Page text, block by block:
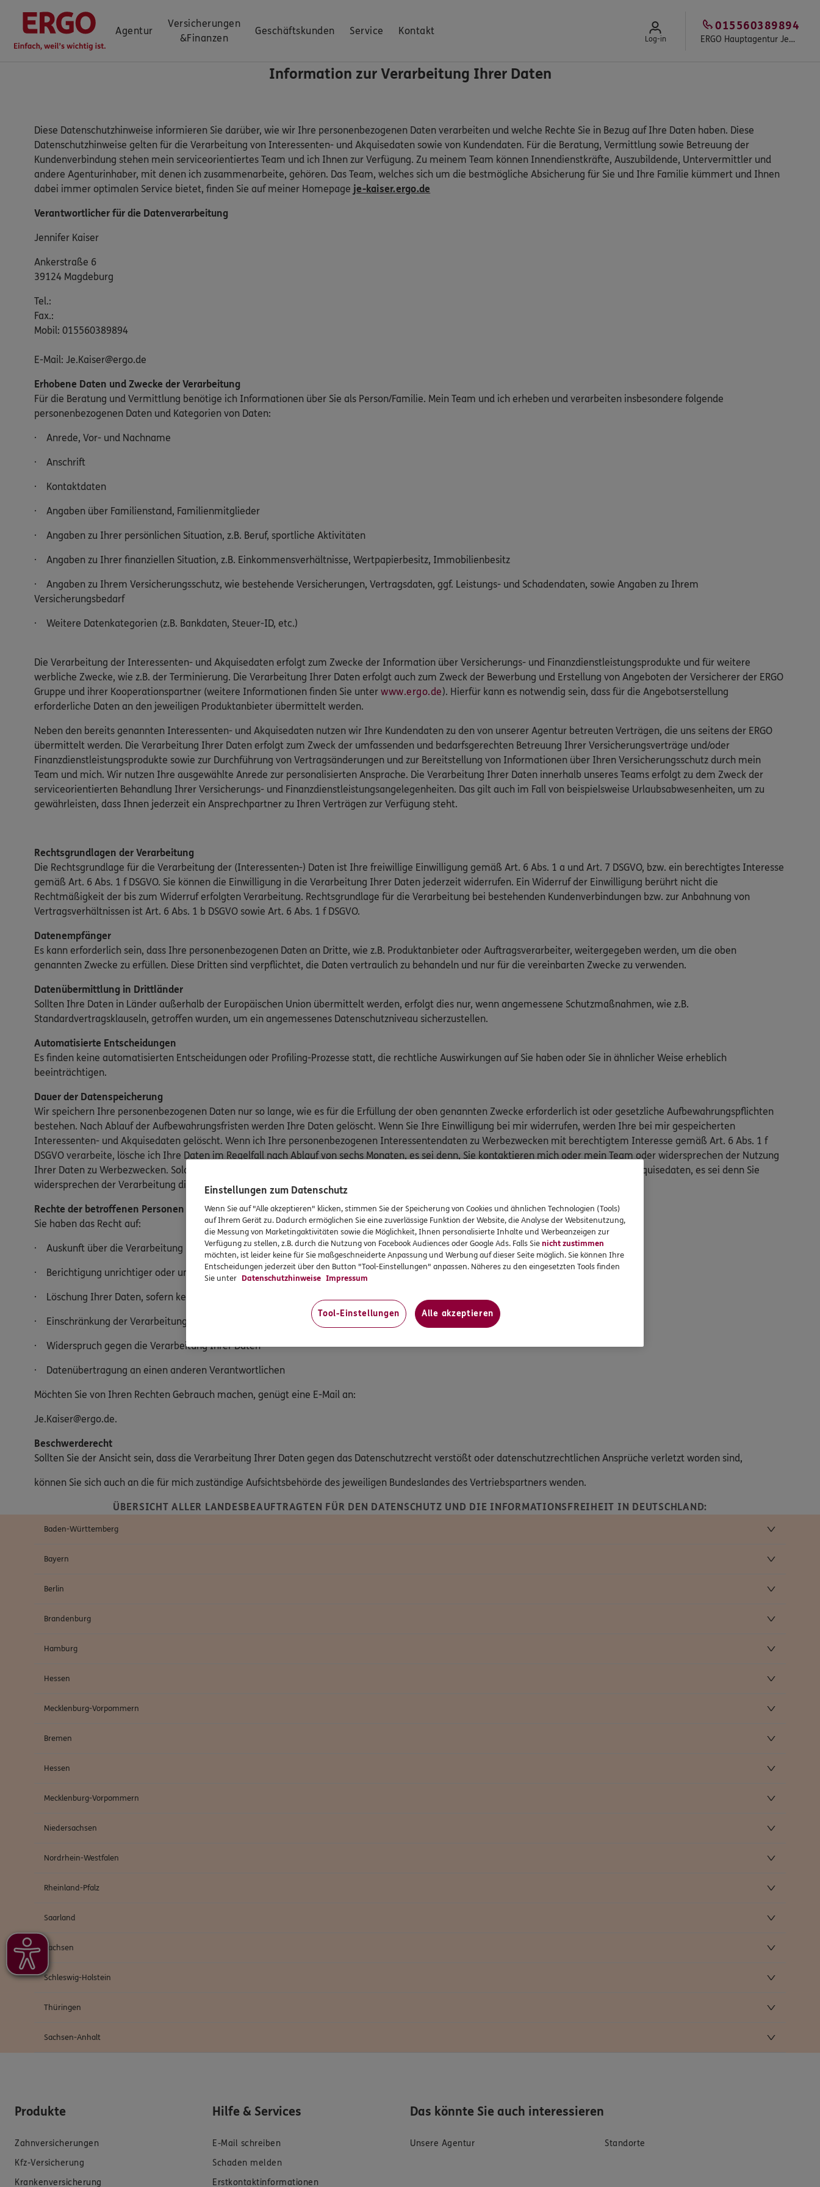
Agentur
Versicherungen
&Finanzen
Geschäftskunden Service Kontakt
Log-in ERGO Hauptagentur Jennifer Kaiser
015560389894
Information zur Verarbeitung Ihrer Daten
Diese Datenschutzhinweise informieren Sie darüber, wie wir Ihre personenbezogenen Daten verarbeiten und welche Rechte Sie in Bezug auf Ihre Daten haben. Diese
Datenschutzhinweise gelten für die Verarbeitung von Interessenten- und Akquisedaten sowie von Kundendaten. Für die Beratung, Vermittlung sowie Betreuung der
Kundenverbindung stehen mein serviceorientiertes Team und ich Ihnen zur Verfügung. Zu meinem Team können Innendienstkräfte, Auszubildende, Untervermittler und
andere Agenturinhaber, mit denen ich zusammenarbeite, gehören. Das Team, welches sich um die bestmögliche Absicherung für Sie und Ihre Familie kümmert und Ihnen
dabei immer optimalen Service bietet, finden Sie auf meiner Homepage je-kaiser.ergo.de
Verantwortlicher für die Datenverarbeitung
Jennifer Kaiser
Ankerstraße 6
39124 Magdeburg
Tel.:
Fax.:
Mobil: 015560389894
E-Mail: Je.Kaiser@ergo.de
Erhobene Daten und Zwecke der Verarbeitung
Für die Beratung und Vermittlung benötige ich Informationen über Sie als Person/Familie. Mein Team und ich erheben und verarbeiten insbesondere folgende
personenbezogenen Daten und Kategorien von Daten:
· Anrede, Vor- und Nachname
· Anschrift
· Kontaktdaten
· Angaben über Familienstand, Familienmitglieder
· Angaben zu Ihrer persönlichen Situation, z.B. Beruf, sportliche Aktivitäten
· Angaben zu Ihrer finanziellen Situation, z.B. Einkommensverhältnisse, Wertpapierbesitz, Immobilienbesitz
· Angaben zu Ihrem Versicherungsschutz, wie bestehende Versicherungen, Vertragsdaten, ggf. Leistungs- und Schadendaten, sowie Angaben zu Ihrem
Versicherungsbedarf
· Weitere Datenkategorien (z.B. Bankdaten, Steuer-ID, etc.)
Die Verarbeitung der Interessenten- und Akquisedaten erfolgt zum Zwecke der Information über Versicherungs- und Finanzdienstleistungsprodukte und für weitere
werbliche Zwecke, wie z.B. der Terminierung. Die Verarbeitung Ihrer Daten erfolgt auch zum Zweck der Bewerbung und Erstellung von Angeboten der Versicherer der ERGO
Gruppe und ihrer Kooperationspartner (weitere Informationen finden Sie unter www.ergo.de). Hierfür kann es notwendig sein, dass für die Angebotserstellung
erforderliche Daten an den jeweiligen Produktanbieter übermittelt werden.
Neben den bereits genannten Interessenten- und Akquisedaten nutzen wir Ihre Kundendaten zu den von unserer Agentur betreuten Verträgen, die uns seitens der ERGO
übermittelt werden. Die Verarbeitung Ihrer Daten erfolgt zum Zweck der umfassenden und bedarfsgerechten Betreuung Ihrer Versicherungsverträge und/oder
Finanzdienstleistungsprodukte sowie zur Durchführung von Vertragsänderungen und zur Bereitstellung von Informationen über Ihren Versicherungsschutz durch mein
Team und mich. Wir nutzen Ihre ausgewählte Anrede zur personalisierten Ansprache. Die Verarbeitung Ihrer Daten innerhalb unseres Teams erfolgt zu dem Zweck der
serviceorientierten Behandlung Ihrer Versicherungs- und Finanzdienstleistungsangelegenheiten. Das gilt auch im Fall von beispielsweise Urlaubsabwesenheiten, um zu
gewährleisten, dass Ihnen jederzeit ein Ansprechpartner zu Ihren Verträgen zur Verfügung steht.
Rechtsgrundlagen der Verarbeitung
Die Rechtsgrundlage für die Verarbeitung der (Interessenten-) Daten ist Ihre freiwillige Einwilligung gemäß Art. 6 Abs. 1 a und Art. 7 DSGVO, bzw. ein berechtigtes Interesse
gemäß Art. 6 Abs. 1 f DSGVO. Sie können die Einwilligung in die Verarbeitung Ihrer Daten jederzeit widerrufen. Ein Widerruf der Einwilligung berührt nicht die
Rechtmäßigkeit der bis zum Widerruf erfolgten Verarbeitung. Rechtsgrundlage für die Verarbeitung bei bestehenden Kundenverbindungen bzw. zur Anbahnung von
Vertragsverhältnissen ist Art. 6 Abs. 1 b DSGVO sowie Art. 6 Abs. 1 f DSGVO.
Datenempfänger
Es kann erforderlich sein, dass Ihre personenbezogenen Daten an Dritte, wie z.B. Produktanbieter oder Auftragsverarbeiter, weitergegeben werden, um die oben
genannten Zwecke zu erfüllen. Diese Dritten sind verpflichtet, die Daten vertraulich zu behandeln und nur für die vereinbarten Zwecke zu verwenden.
Datenübermittlung in Drittländer
Sollten Ihre Daten in Länder außerhalb der Europäischen Union übermittelt werden, erfolgt dies nur, wenn angemessene Schutzmaßnahmen, wie z.B.
Standardvertragsklauseln, getroffen wurden, um ein angemessenes Datenschutzniveau sicherzustellen.
Automatisierte Entscheidungen
Es finden keine automatisierten Entscheidungen oder Profiling-Prozesse statt, die rechtliche Auswirkungen auf Sie haben oder Sie in ähnlicher Weise erheblich
beeinträchtigen.
Dauer der Datenspeicherung
Wir speichern Ihre personenbezogenen Daten nur so lange, wie es für die Erfüllung der oben genannten Zwecke erforderlich ist oder gesetzliche Aufbewahrungspflichten
bestehen. Nach Ablauf der Aufbewahrungsfristen werden Ihre Daten gelöscht. Wenn Sie Ihre Einwilligung bei mir widerrufen, werden Ihre bei mir gespeicherten
Interessenten- und Akquisedaten gelöscht. Wenn ich Ihre personenbezogenen Interessentendaten zu Werbezwecken mit berechtigtem Interesse gemäß Art. 6 Abs. 1 f
DSGVO verarbeite, lösche ich Ihre Daten im Regelfall nach Ablauf von sechs Monaten, es sei denn, Sie kontaktieren mich oder mein Team oder widersprechen der Nutzung
Ihrer Daten zu Werbezwecken. Solange Sie als Kunde meiner Agentur betreut werden, verarbeite ich neben den Kundendaten auch Ihre Akquisedaten, es sei denn Sie
widersprechen der Verarbeitung dieser.
Rechte der betroffenen Personen
Sie haben das Recht auf:
· Auskunft über die Verarbeitung Ihrer personenbezogenen Daten
· Berichtigung unrichtiger oder unvollständiger Daten
· Löschung Ihrer Daten, sofern keine gesetzlichen Aufbewahrungspflichten bestehen
· Einschränkung der Verarbeitung
· Widerspruch gegen die Verarbeitung Ihrer Daten
· Datenübertragung an einen anderen Verantwortlichen
Möchten Sie von Ihren Rechten Gebrauch machen, genügt eine E-Mail an:
Je.Kaiser@ergo.de.
Beschwerderecht
Sollten Sie der Ansicht sein, dass die Verarbeitung Ihrer Daten gegen das Datenschutzrecht verstößt oder datenschutzrechtlichen Ansprüche verletzt worden sind,
können Sie sich auch an die für mich zuständige Aufsichtsbehörde des jeweiligen Bundeslandes des Vertriebspartners wenden.
ÜBERSICHT ALLER LANDESBEAUFTRAGTEN FÜR DEN DATENSCHUTZ UND DIE INFORMATIONSFREIHEIT IN DEUTSCHLAND:
Baden-Württemberg
Bayern
Berlin
Brandenburg
Hamburg
Hessen
Mecklenburg-Vorpommern
Bremen
Hessen
Mecklenburg-Vorpommern
Niedersachsen
Nordrhein-Westfalen
Rheinland-Pfalz
Saarland
Sachsen
Schleswig-Holstein
Thüringen
Sachsen-Anhalt
Produkte
Zahnversicherungen
Kfz-Versicherung
Krankenversicherung
Hilfe & Services
E-Mail schreiben
Schaden melden
Erstkontaktinformationen
Das könnte Sie auch interessieren
Unsere Agentur Standorte
Einstellungen zum Datenschutz
Wenn Sie auf "Alle akzeptieren" klicken, stimmen Sie der Speicherung von Cookies und ähnlichen Technologien (Tools)
auf Ihrem Gerät zu. Dadurch ermöglichen Sie eine zuverlässige Funktion der Website, die Analyse der Websitenutzung,
die Messung von Marketingaktivitäten sowie die Möglichkeit, Ihnen personalisierte Inhalte und Werbeanzeigen zur
Verfügung zu stellen, z.B. durch die Nutzung von Facebook Audiences oder Google Ads. Falls Sienicht zustimmen
möchten, ist leider keine für Sie maßgeschneiderte Anpassung und Werbung auf dieser Seite möglich. Sie können Ihre
Entscheidungen jederzeit über den Button "Tool-Einstellungen" anpassen. Näheres zu den eingesetzten Tools finden
Sie unter Datenschutzhinweise Impressum
Tool-Einstellungen Alle akzeptieren